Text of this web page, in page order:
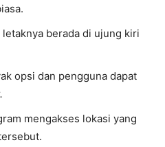
berada di ujung kiri
opsi dan pengguna dapat
mengakses lokasi yang